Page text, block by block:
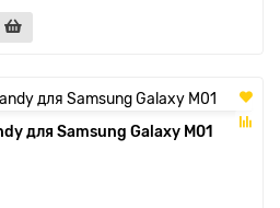
для Samsung Galaxy M01